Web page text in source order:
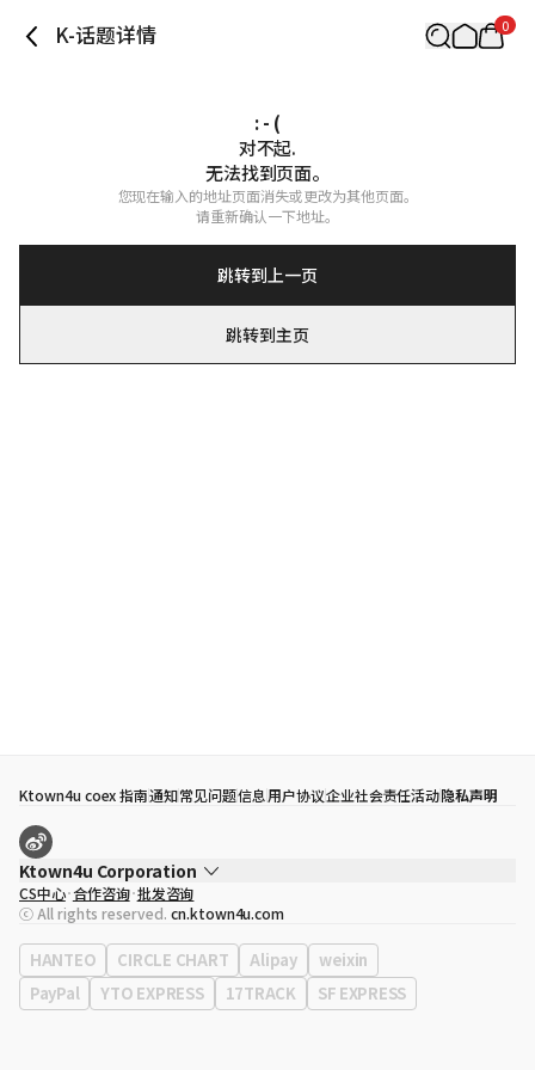
K-话题详情 0
: - (
对不起.
无法找到页面。
您现在输入的地址页面消失或更改为其他页面。
请重新确认一下地址。
跳转到上一页
跳转到主页
Ktown4u coex 指南通知常见问题信息用户协议企业社会责任活动隐私声明
Ktown4u Corporation
代表
宋効珉
营业执照 120-87-71116
公司地址 首尔特别市 江南区 岭东大路 513号 3楼 （三成洞， coex)
CS中心 合作咨询 批发咨询
ⓒ All rights reserved. cn.ktown4u.com
HANTEO CIRCLE CHART Alipay
weixin
PayPal
YTO EXPRESS 17TRACK SF EXPRESS